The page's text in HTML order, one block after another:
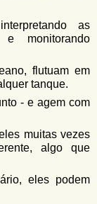
as
e monitorando
flutuam em
tanque.
- e agem com
muitas vezes
algo que
eles podem